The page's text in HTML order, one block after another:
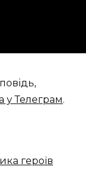
у Телеграм.
героїв